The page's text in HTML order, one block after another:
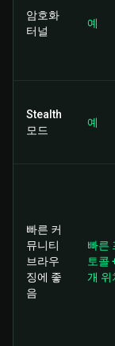
암호화
터널
예
Stealth
모드
예
빠른 커
뮤니티
브라우
징에 좋
음
빠른
토콜
개 위